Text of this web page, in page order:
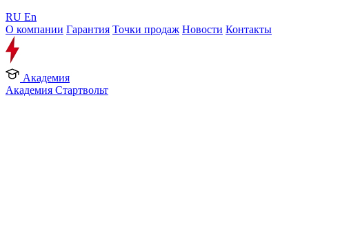
RU En
О компании Гарантия Точки продаж Новости Контакты
Академия
Академия Стартвольт